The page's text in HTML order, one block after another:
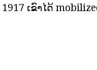
ເຂົາໄດ້